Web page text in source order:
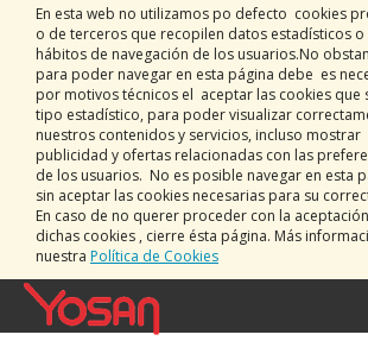
En esta web no utilizamos po defecto cookies
o de terceros que recopilen datos estadísticos o
hábitos de navegación de los usuarios.No
para poder navegar en esta página debe es
por motivos técnicos el aceptar las cookies que
tipo estadístico, para poder visualizar
nuestros contenidos y servicios, incluso mostrar
publicidad y ofertas relacionadas con las
de los usuarios. No es posible navegar en esta
sin aceptar las cookies necesarias para su
En caso de no querer proceder con la
dichas cookies , cierre ésta página. Más
nuestra Política de Cookies